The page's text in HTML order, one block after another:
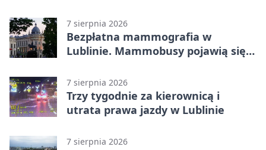
7 sierpnia 2026
Bezpłatna mammografia w
Lublinie. Mammobusy pojawią się
7 sierpnia 2026
Trzy tygodnie za kierownicą i
utrata prawa jazdy w Lublinie
7 sierpnia 2026